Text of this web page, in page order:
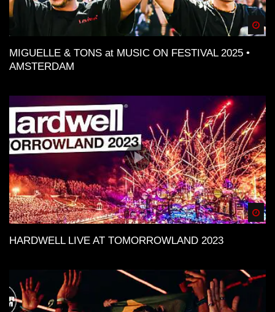
MIGUELLE & TONS at MUSIC ON FESTIVAL 2025 •
AMSTERDAM
HARDWELL LIVE AT TOMORROWLAND 2023